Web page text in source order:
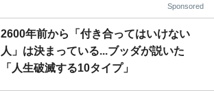
Sponsored
2600年前から「付き合ってはいけない
人」は決まっている...ブッダが説いた
「人生破滅する10タイプ」